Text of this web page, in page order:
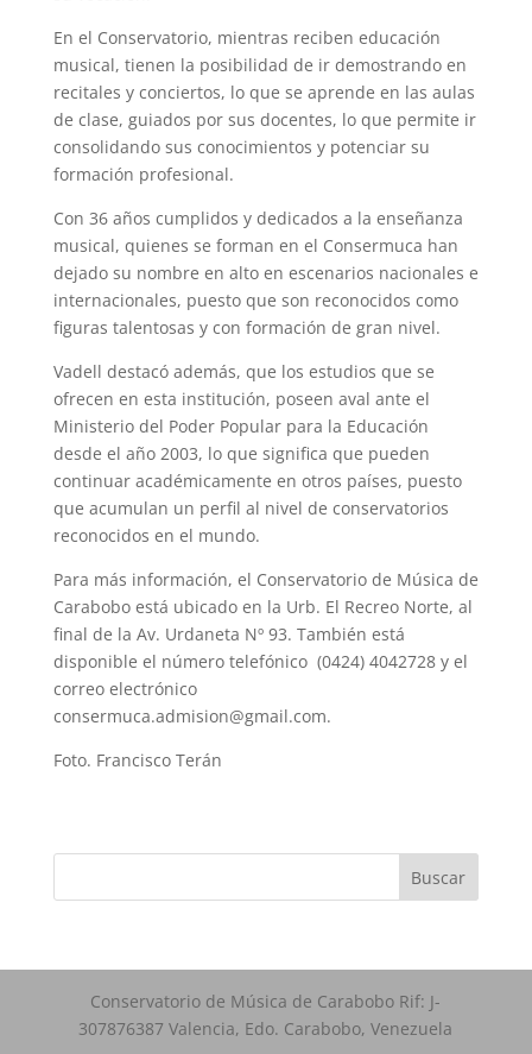
En el Conservatorio, mientras reciben educación
musical, tienen la posibilidad de ir demostrando en
recitales y conciertos, lo que se aprende en las aulas
de clase, guiados por sus docentes, lo que permite ir
consolidando sus conocimientos y potenciar su
formación profesional.
Con 36 años cumplidos y dedicados a la enseñanza
musical, quienes se forman en el Consermuca han
dejado su nombre en alto en escenarios nacionales e
internacionales, puesto que son reconocidos como
figuras talentosas y con formación de gran nivel.
Vadell destacó además, que los estudios que se
ofrecen en esta institución, poseen aval ante el
Ministerio del Poder Popular para la Educación
desde el año 2003, lo que significa que pueden
continuar académicamente en otros países, puesto
que acumulan un perfil al nivel de conservatorios
reconocidos en el mundo.
Para más información, el Conservatorio de Música de
Carabobo está ubicado en la Urb. El Recreo Norte, al
final de la Av. Urdaneta Nº 93. También está
disponible el número telefónico (0424) 4042728 y el
correo electrónico
consermuca.admision@gmail.com.
Foto. Francisco Terán
Buscar
Conservatorio de Música de Carabobo Rif: J-
307876387 Valencia, Edo. Carabobo, Venezuela